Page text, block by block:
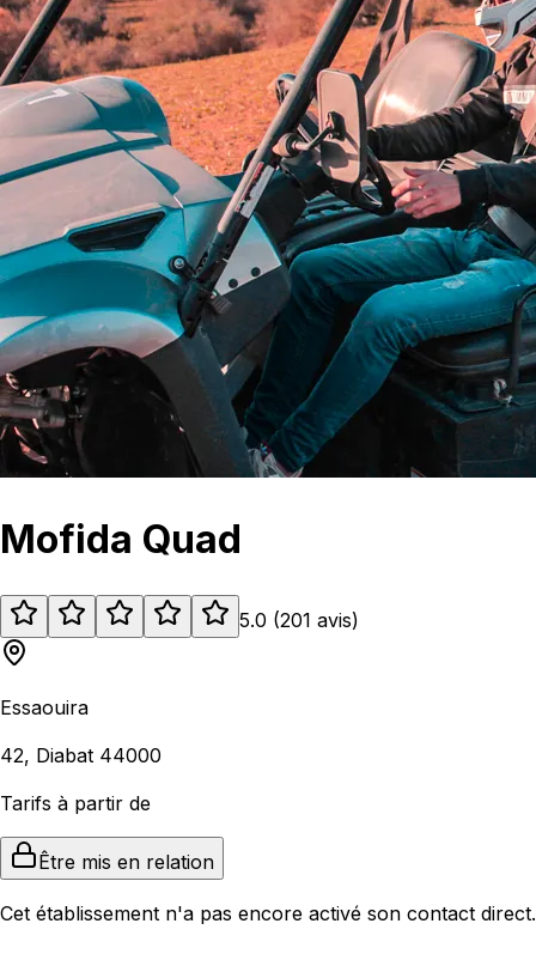
Mofida Quad
5.0 (201 avis)
Essaouira
42, Diabat 44000
Tarifs à partir de
Être mis en relation
Cet établissement n'a pas encore activé son contact direct.